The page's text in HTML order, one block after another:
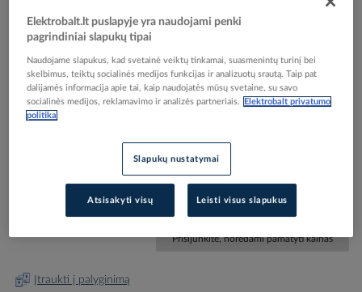
Skip
the
Reali prekė gali skirtis nuo pavaizduotos nuotraukoje
Antgalis gilzinis izoliuotas 16mm2 žalias L-12mm
Elektrobalt prekės kodas
Gamintojo prekės kodas
0565900000
Prisijunkite, norėdami pamatyti kainas
Įtraukti į palyginimą
Elektrobalt.lt puslapyje yra naudojami penki
pagrindiniai slapukų tipai
Naudojame slapukus, kad svetainė veiktų tinkamai, suasmenintų turinį bei
skelbimus, teiktų socialinės medijos funkcijas ir analizuotų srautą. Taip pat
dalijamės informacija apie tai, kaip naudojatės mūsų svetaine, su savo
socialinės medijos, reklamavimo ir analizės partneriais.
Elektrobalt privatumo
politika
Slapukų nustatymai
Atsisakyti visų Leisti visus slapukus